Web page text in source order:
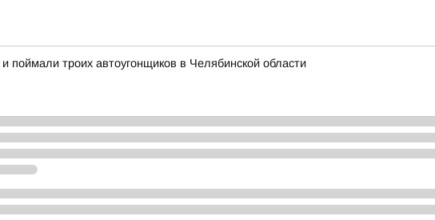
поймали троих автоугонщиков в Челябинской области